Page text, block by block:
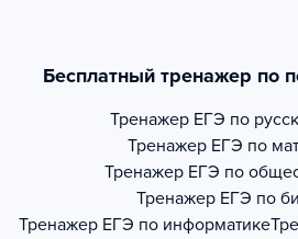
Бесплатный тренажер по
Тренажер ЕГЭ по
Тренажер ЕГЭ по
Тренажер ЕГЭ по
Тренажер ЕГЭ по
Тренажер ЕГЭ по информатике